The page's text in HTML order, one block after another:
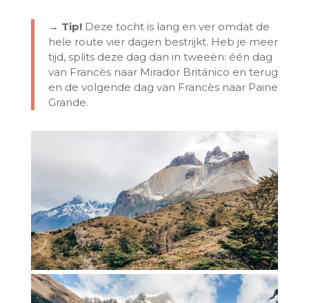
→ Tip!Deze tocht is lang en ver omdat de
hele route vier dagen bestrijkt. Heb je meer
tijd, splits deze dag dan in tweeën: één dag
van Francès naar Mirador Británico en terug
en de volgende dag van Francès naar Paine
Grande.